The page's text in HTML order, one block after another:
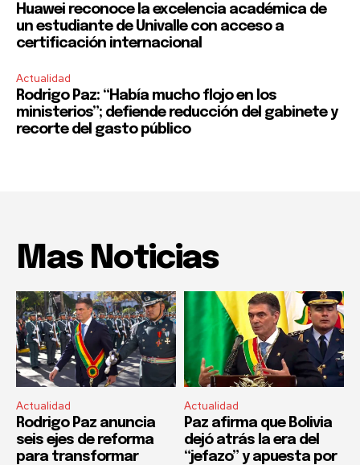
Huawei reconoce la excelencia académica de
un estudiante de Univalle con acceso a
certificación internacional
Actualidad
Rodrigo Paz: “Había mucho flojo en los
ministerios”; defiende reducción del gabinete y
recorte del gasto público
Mas Noticias
Actualidad
Rodrigo Paz anuncia
seis ejes de reforma
para transformar
Actualidad
Paz afirma que Bolivia
dejó atrás la era del
“jefazo” y apuesta por